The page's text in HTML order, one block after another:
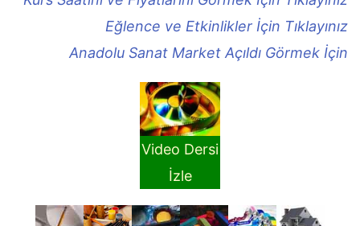
Eğlence ve Etkinlikler İçin Tıklayınız
Anadolu Sanat Market Açıldı Görmek İçin
Video Dersi
İzle